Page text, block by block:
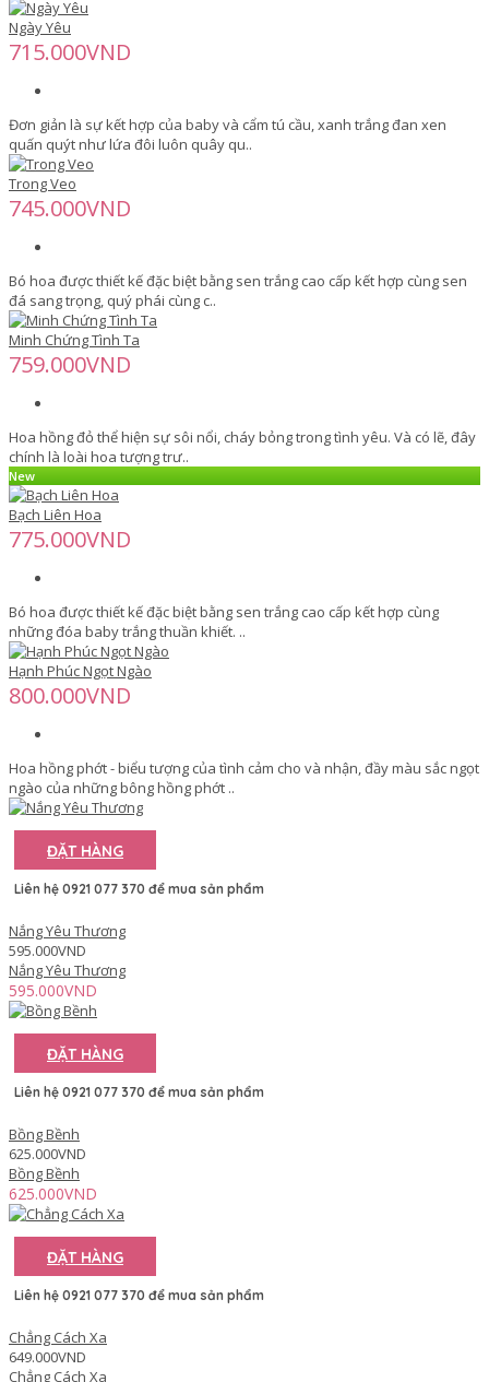
Ngày Yêu
715.000VND
Đơn giản là sự kết hợp của baby và cẩm tú cầu, xanh trắng đan xen
quấn quýt như lứa đôi luôn quây qu..
Trong Veo
745.000VND
Bó hoa được thiết kế đặc biệt bằng sen trắng cao cấp kết hợp cùng sen
đá sang trọng, quý phái cùng c..
Minh Chứng Tình Ta
759.000VND
Hoa hồng đỏ thể hiện sự sôi nổi, cháy bỏng trong tình yêu. Và có lẽ, đây
chính là loài hoa tượng trư..
New
Bạch Liên Hoa
775.000VND
Bó hoa được thiết kế đặc biệt bằng sen trắng cao cấp kết hợp cùng
những đóa baby trắng thuần khiết. ..
Hạnh Phúc Ngọt Ngào
800.000VND
Hoa hồng phớt - biểu tượng của tình cảm cho và nhận, đầy màu sắc ngọt
ngào của những bông hồng phớt ..
ĐẶT HÀNG
Liên hệ 0921 077 370 để mua sản phẩm
Nắng Yêu Thương
595.000VND
Nắng Yêu Thương
595.000VND
ĐẶT HÀNG
Liên hệ 0921 077 370 để mua sản phẩm
Bồng Bềnh
625.000VND
Bồng Bềnh
625.000VND
ĐẶT HÀNG
Liên hệ 0921 077 370 để mua sản phẩm
Chẳng Cách Xa
649.000VND
Chẳng Cách Xa